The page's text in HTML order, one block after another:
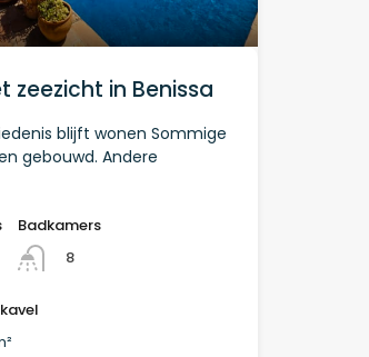
zeezicht in Benissa
blijft wonen Sommige
gebouwd. Andere
Badkamers
8